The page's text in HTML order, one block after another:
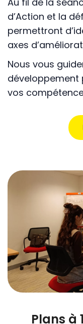
d’Action et la
permettront
axes
Nous vous
développement
vos
Plans à